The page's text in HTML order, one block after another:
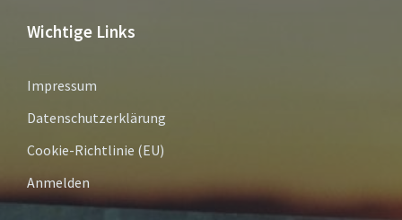
Wichtige Links
Impressum
Datenschutzerklärung
Cookie-Richtlinie (EU)
Anmelden